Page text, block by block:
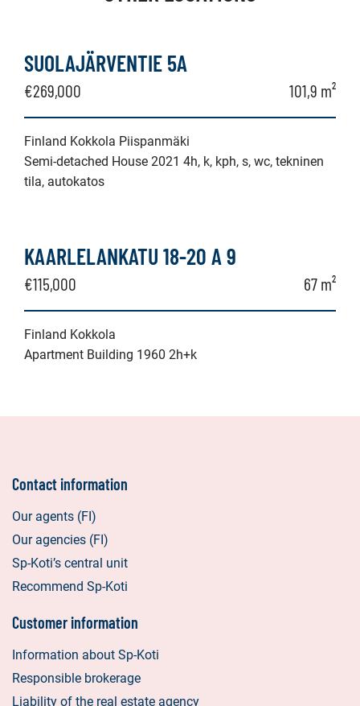
SUOLAJÄRVENTIE 5A
€269,000 101,9 m²
Finland Kokkola Piispanmäki
Semi-detached House 2021 4h, k, kph, s, wc, tekninen
tila, autokatos
KAARLELANKATU 18-20 A 9
€115,000 67 m²
Finland Kokkola
Apartment Building 1960 2h+k
Contact information
Our agents (FI)
Our agencies (FI)
Sp-Koti’s central unit
Recommend Sp-Koti
Customer information
Information about Sp-Koti
Responsible brokerage
Liability of the real estate agency